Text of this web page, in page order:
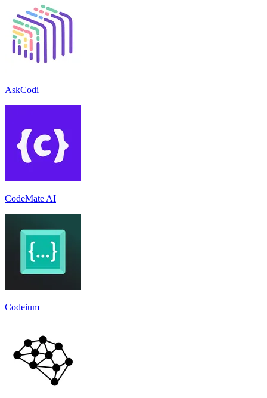
AskCodi
CodeMate AI
Codeium